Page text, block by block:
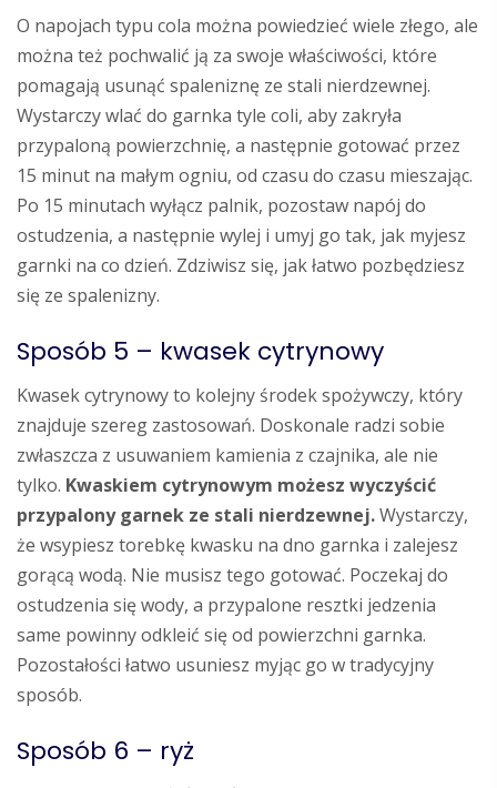
O napojach typu cola można powiedzieć wiele złego, ale
można też pochwalić ją za swoje właściwości, które
pomagają usunąć spaleniznę ze stali nierdzewnej.
Wystarczy wlać do garnka tyle coli, aby zakryła
przypaloną powierzchnię, a następnie gotować przez
15 minut na małym ogniu, od czasu do czasu mieszając.
Po 15 minutach wyłącz palnik, pozostaw napój do
ostudzenia, a następnie wylej i umyj go tak, jak myjesz
garnki na co dzień. Zdziwisz się, jak łatwo pozbędziesz
się ze spalenizny.
Sposób 5 – kwasek cytrynowy
Kwasek cytrynowy to kolejny środek spożywczy, który
znajduje szereg zastosowań. Doskonale radzi sobie
zwłaszcza z usuwaniem kamienia z czajnika, ale nie
tylko. Kwaskiem cytrynowym możesz wyczyścić
przypalony garnek ze stali nierdzewnej.Wystarczy,
że wsypiesz torebkę kwasku na dno garnka i zalejesz
gorącą wodą. Nie musisz tego gotować. Poczekaj do
ostudzenia się wody, a przypalone resztki jedzenia
same powinny odkleić się od powierzchni garnka.
Pozostałości łatwo usuniesz myjąc go w tradycyjny
sposób.
Sposób 6 – ryż